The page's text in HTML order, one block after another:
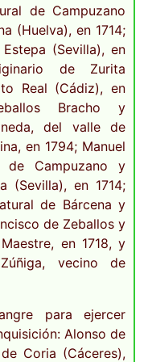
de Campuzano
(Huelva), en 1714;
(Sevilla), en
de Zurita
Real (Cádiz), en
Bracho y
del valle de
en 1794; Manuel
de Campuzano y
(Sevilla), en 1714;
de Bárcena y
de Zeballos y
en 1718, y
vecino de
para ejercer
Alonso de
Coria (Cáceres),